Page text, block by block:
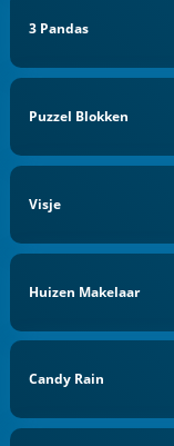
3 Pandas
Puzzel Blokken
Visje
Huizen Makelaar
Candy Rain